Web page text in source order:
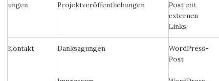
ungen
Projektveröffentlichungen
Post mit
externen
Links
Kontakt Danksagungen
WordPress-
Post